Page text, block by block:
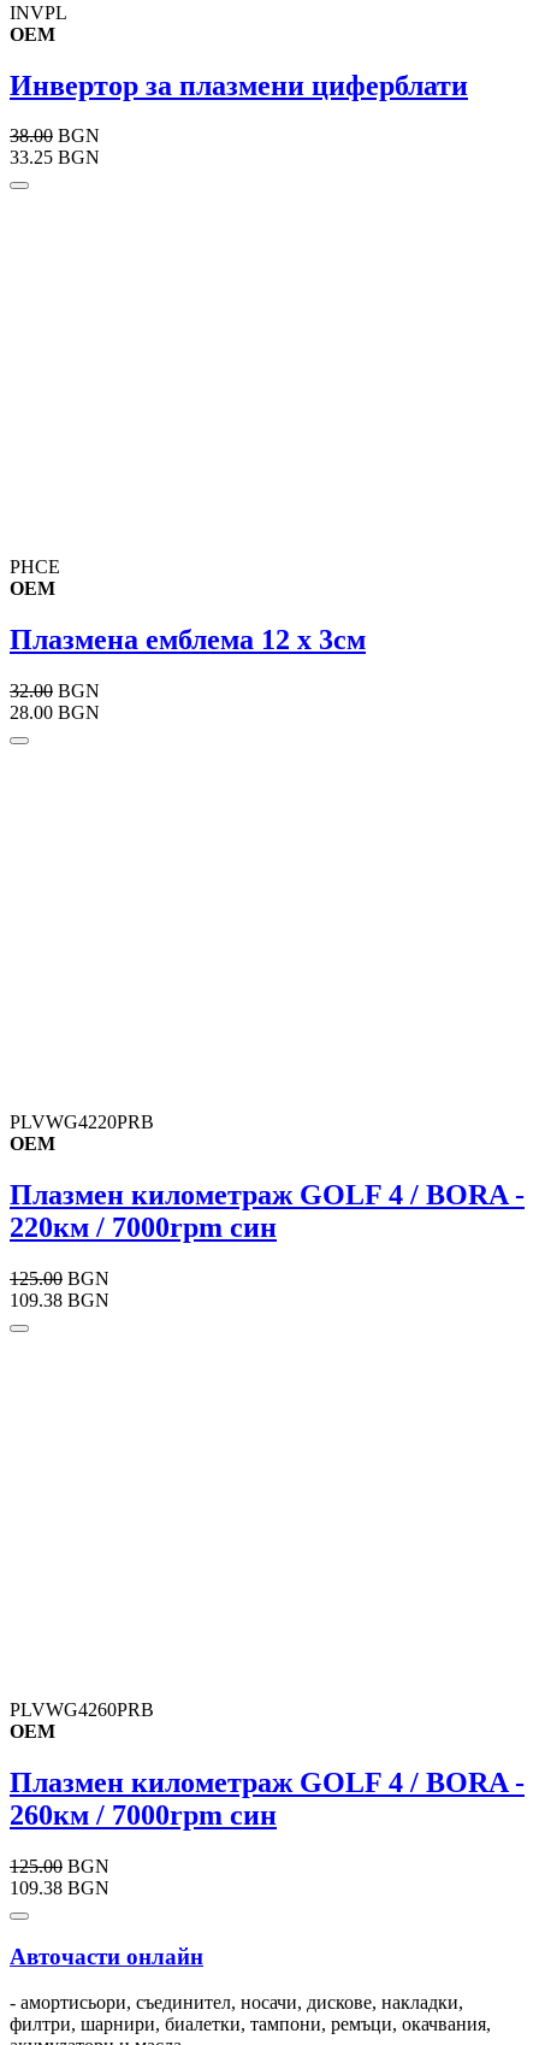
INVPL
OEM
Инвертор за плазмени циферблати
38.00 BGN
33.25 BGN
PHCE
OEM
Плазменa емблема 12 х 3см
32.00 BGN
28.00 BGN
PLVWG4220PRB
OEM
Плазмен километраж GOLF 4 / BORA -
220км / 7000rpm син
125.00 BGN
109.38 BGN
PLVWG4260PRB
OEM
Плазмен километраж GOLF 4 / BORA -
260км / 7000rpm син
125.00 BGN
109.38 BGN
Авточасти онлайн
- амортисьори, съединител, носачи, дискове, накладки,
филтри, шарнири, биалетки, тампони, ремъци, окачвания,